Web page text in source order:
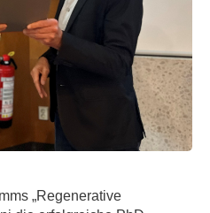
„Regenerative